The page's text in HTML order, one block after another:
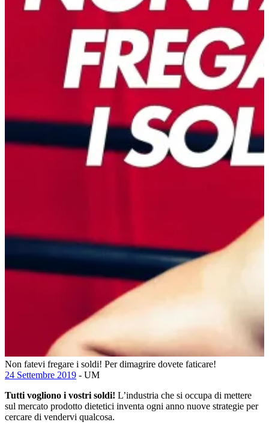
Non fatevi fregare i soldi! Per dimagrire dovete faticare!
24 Settembre 2019 - UM
Tutti vogliono i vostri soldi! L’industria che si occupa di mettere
sul mercato prodotto dietetici inventa ogni anno nuove strategie per
cercare di vendervi qualcosa.